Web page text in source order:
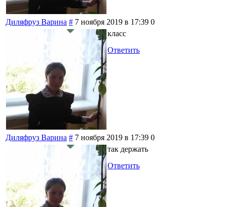
Диляфруз Варина # 7 ноября 2019 в 17:39 0
класс
Ответить
Диляфруз Варина # 7 ноября 2019 в 17:39 0
так держать
Ответить